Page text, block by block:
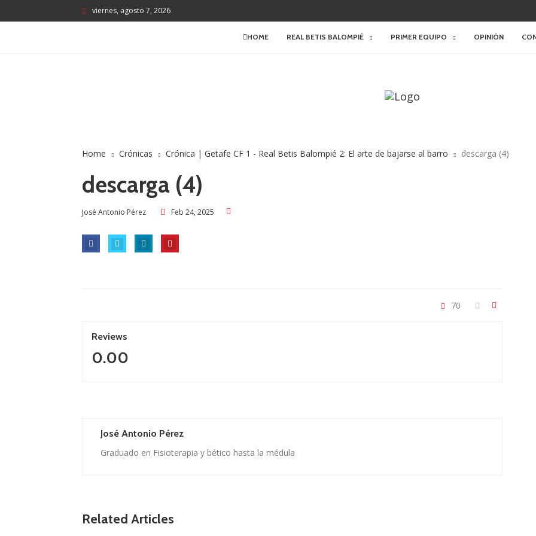
viernes, agosto 7, 2026
HOME REAL BETIS BALOMPIÉ PRIMER EQUIPO OPINIÓN
Home Crónicas Crónica | Getafe CF 1 - Real Betis Balompié 2: El arte de bajarse al barro descarga (4)
descarga (4)
José Antonio Pérez Feb 24, 2025
70
Reviews
0.00
José Antonio Pérez
Graduado en Fisioterapia y bético hasta la médula
Related Articles